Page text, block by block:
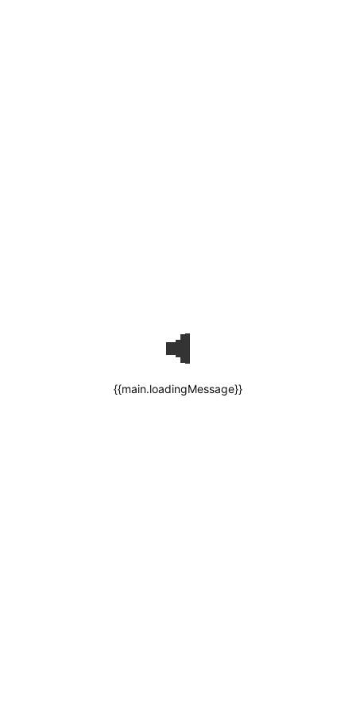
{{main.loadingMessage}}